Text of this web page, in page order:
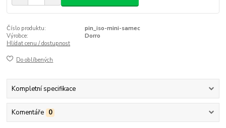
Číslo produktu:
pin_iso-mini-samec
Výrobce:
Dorro
Hlídat cenu / dostupnost
Do oblíbených
Kompletní specifikace
Komentáře 0